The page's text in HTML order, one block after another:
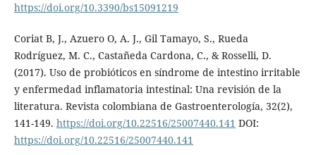
https://doi.org/10.3390/bs15091219
Coriat B, J., Azuero O, A. J., Gil Tamayo, S., Rueda
Rodríguez, M. C., Castañeda Cardona, C., & Rosselli, D.
(2017). Uso de probióticos en síndrome de intestino irritable
y enfermedad inflamatoria intestinal: Una revisión de la
literatura. Revista colombiana de Gastroenterología, 32(2),
141-149. https://doi.org/10.22516/25007440.141 DOI:
https://doi.org/10.22516/25007440.141